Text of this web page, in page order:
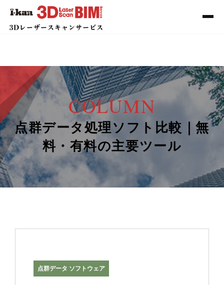
COLUMN
点群データ処理ソフト比較｜無
料・有料の主要ツール
点群データ ソフトウェア